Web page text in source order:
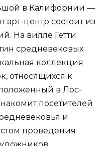
в Калифорнии —
арт-центр состоит из
На вилле Гетти
средневековых
коллекция
относящихся к
в Лос-
посетителей
и
проведения